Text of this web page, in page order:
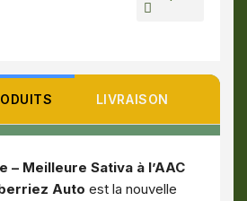
LIVRAISON
– Meilleure Sativa à l’AAC
Auto est la nouvelle